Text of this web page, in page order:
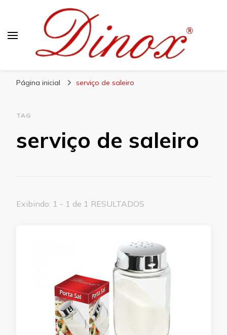
Página inicial serviço de saleiro
TAG
serviço de saleiro
Exibindo: 1 - 1 de 1 RESULTADOS